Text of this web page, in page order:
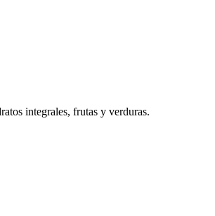
integrales, frutas y verduras.